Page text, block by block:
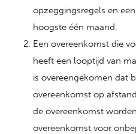
opzeggingsregels en
hoogste één maand.
Een overeenkomst die
heeft een looptijd van
is overeengekomen dat
overeenkomst op
de overeenkomst
overeenkomst voor